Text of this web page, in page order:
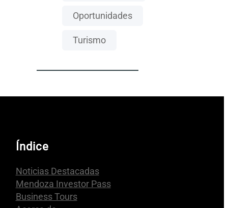
Oportunidades
Turismo
Índice
Noticias Destacadas
Mendoza Investor Pass
Business Tours